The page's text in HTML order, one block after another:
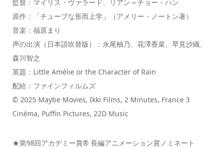
監督：マイリス・ヴァラード、リアン＝チョー・ハン
原作：「チューブな形而上学」（アメリー・ノートン著）
音楽：福原まり
声の出演（日本語吹替版）：永尾柚乃、花澤香菜、早見沙織、
森川智之
英題：Little Amélie or the Character of Rain
配給：ファインフィルムズ
© 2025 Maybe Movies, Ikki Films, 2 Minutes, France 3
Cinéma, Puffin Pictures, 22D Music
★第98回アカデミー賞® 長編アニメーション賞ノミネート